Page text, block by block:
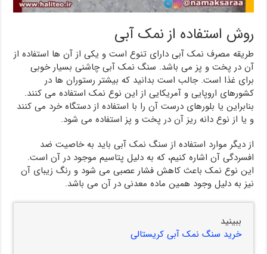
روش استفاده از نمک آبی
طریقه مصرف نمک آبی دارای تنوع است و یکی از آن ها استفاده از
آن در پخت و پز می باشد. سنگ نمک آبی چاشنی بسیار خوبی
برای غذا است. جالب است بدانید که بیشتر رستوران ها در
کشورهای اروپایی و آمریکایی از این نوع نمک استفاده می کنند.
بنابراین یا بلورهای درست آن را با استفاده از دستگاه خرد می کنند
و یا از نوع دانه ریز آن در پخت و پز استفاده می شود.
از دیگر موارد استفاده از سنگ نمک آبی باید به خاصیت ضد
افسردگی آن اشاره کنیم، که به دلیل پتاسیم موجود در آن است.
این نوع نمک باعث کاهش فشار عصبی می شود و رنگ زیبای آن
نیز به دلیل وجود همین ماده معدنی در آن می باشد.
ببینید
خرید سنگ نمک آبی کریستالی